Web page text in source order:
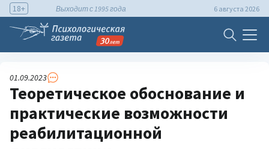
18+ Выходит с 1995 года 6 августа 2026
01.09.2023
Теоретическое обоснование и
практические возможности
реабилитационной